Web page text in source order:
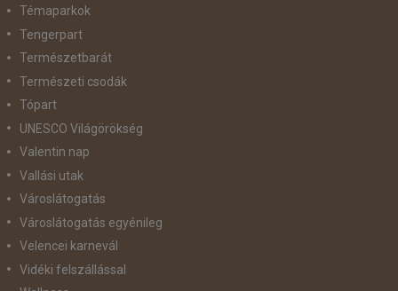
Témaparkok
Tengerpart
Természetbarát
Természeti csodák
Tópart
UNESCO Világörökség
Valentin nap
Vallási utak
Városlátogatás
Városlátogatás egyénileg
Velencei karnevál
Vidéki felszállással